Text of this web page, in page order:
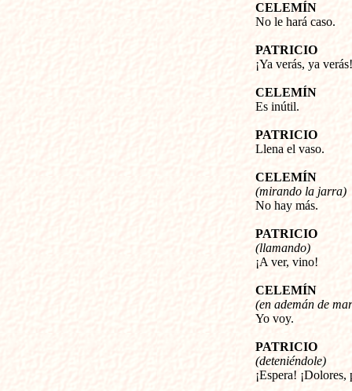
CELEMÍN
No le hará caso.
PATRICIO
¡Ya verás, ya verás!
CELEMÍN
Es inútil.
PATRICIO
Llena el vaso.
CELEMÍN
(mirando la jarra)
No hay más.
PATRICIO
(llamando)
¡A ver, vino!
CELEMÍN
(en ademán de
Yo voy.
PATRICIO
(deteniéndole)
¡Espera!